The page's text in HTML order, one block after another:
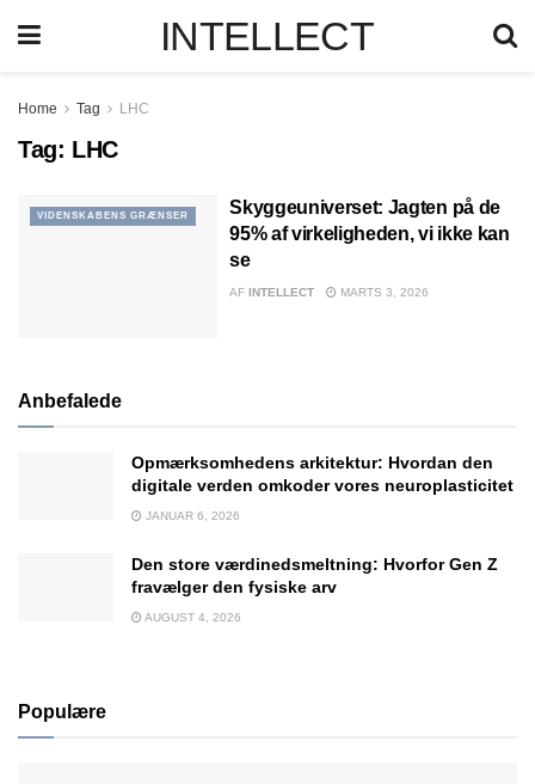
INTELLECT
Home Tag LHC
Tag: LHC
VIDENSKABENS GRÆNSER
Skyggeuniverset: Jagten på de
95% af virkeligheden, vi ikke kan
se
AF INTELLECT MARTS 3, 2026
Anbefalede
Opmærksomhedens arkitektur: Hvordan den
digitale verden omkoder vores neuroplasticitet
JANUAR 6, 2026
Den store værdinedsmeltning: Hvorfor Gen Z
fravælger den fysiske arv
AUGUST 4, 2026
Populære